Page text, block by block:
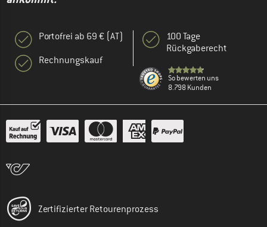
Portofrei ab 69 € (AT)
Rechnungskauf
100 Tage
Rückgaberecht
So bewerten uns
8.798 Kunden
Zertifizierter Retourenprozess